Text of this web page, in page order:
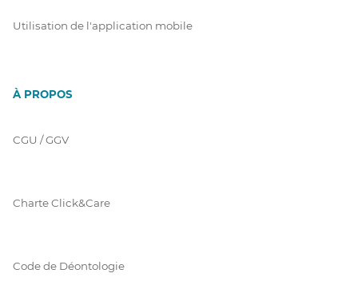
Utilisation de l'application mobile
À PROPOS
CGU / GGV
Charte Click&Care
Code de Déontologie